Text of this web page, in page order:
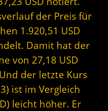
der Preis für
1.920,51 USD
Damit hat der
von 27,18 USD
der letzte Kurs
ist im Vergleich
leicht höher. Er